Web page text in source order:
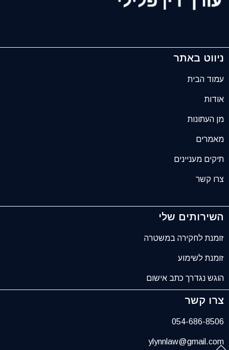
ניווט באתר
עמוד הבית
אודות
מן העתונות
מאמרים
תיקים מעניינים
צרו קשר
השירותים שלי
זומנת לחקירה במשטרה
זומנת לשימוע
הוגש נגדרך כתב אישום
צרו קשר
054-686-8506
ylynnlaw@gmail.com